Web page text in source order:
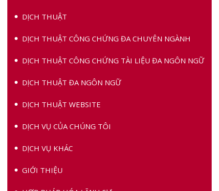
DỊCH THUẬT
DỊCH THUẬT CÔNG CHỨNG ĐA CHUYÊN NGÀNH
DỊCH THUẬT CÔNG CHỨNG TÀI LIỆU ĐA NGÔN NGỮ
DỊCH THUẬT ĐA NGÔN NGỮ
DỊCH THUẬT WEBSITE
DỊCH VỤ CỦA CHÚNG TÔI
DỊCH VỤ KHÁC
GIỚI THIỆU